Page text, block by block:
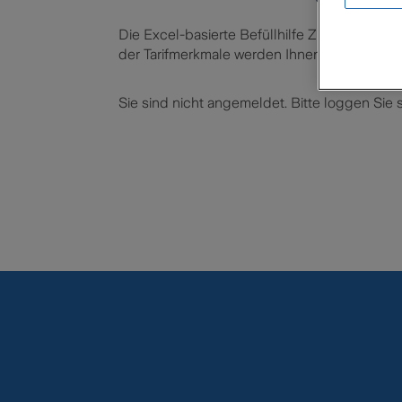
Die Excel-basierte Befüllhilfe ZBD Stand
der Tarifmerkmale werden Ihnen die
Sie sind nicht angemeldet. Bitte loggen Sie